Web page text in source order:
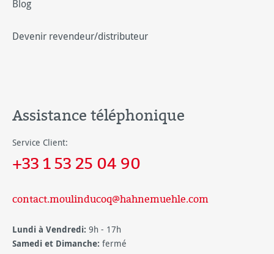
Blog
Devenir revendeur/distributeur
Assistance téléphonique
Service Client:
+33 1 53 25 04 90
contact.moulinducoq@hahnemuehle.com
Lundi à Vendredi: 9h - 17h
Samedi et Dimanche: fermé